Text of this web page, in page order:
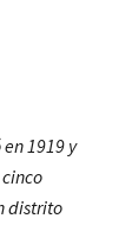
1919 y
distrito